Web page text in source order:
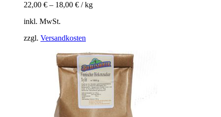
22,00 € – 18,00 € /kg
inkl. MwSt.
zzgl. Versandkosten